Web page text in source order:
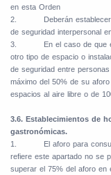
en esta Orden
2.
Deberán
de seguridad interpersonal
3.
En el caso de que
otro tipo de espacio o
de seguridad entre
máximo del 50% de su
espacios al aire libre o de
3.6. Establecimientos de
gastronómicas.
1.
El aforo para
refiere este apartado no se
superar el 75% del aforo en